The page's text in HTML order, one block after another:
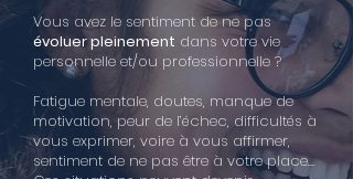
Vous avez le sentiment de ne pas
évoluer pleinement dans votre vie
personnelle et/ou professionnelle ?
Fatigue mentale, doutes, manque de
motivation, peur de l’échec, difficultés à
vous exprimer, voire à vous affirmer,
sentiment de ne pas être à votre place…